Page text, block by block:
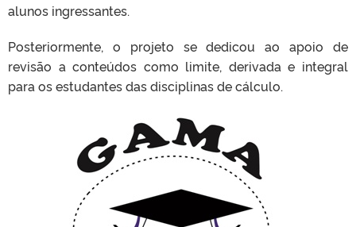
alunos ingressantes.
Posteriormente, o projeto se dedicou ao apoio de
revisão a conteúdos como limite, derivada e integral
para os estudantes das disciplinas de cálculo.